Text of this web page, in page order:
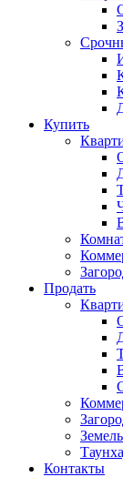
Купить
Продать
Контакты